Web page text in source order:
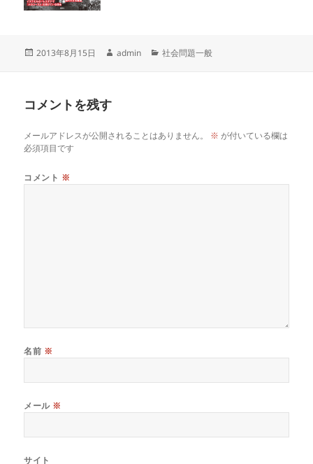
投
2013年8月15日
作
admin
カ
社会問題一般
コメントを残す
メールアドレスが公開されることはありません。 ※ が付いている欄は
必須項目です
コメント ※
名前 ※
メール ※
サイト